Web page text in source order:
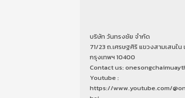
บริษัท วันทรงชัย จำกัด
71/23 ถ.เศรษฐศิริ แขวงสามเสนใน
กรุงเทพฯ 10400
Contact us:
Youtube :
https://www.youtube.com/